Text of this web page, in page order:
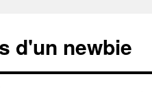
d'un newbie